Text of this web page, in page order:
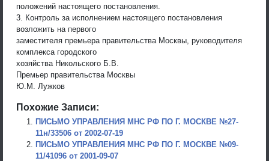
положений настоящего постановления.
3. Контроль за исполнением настоящего постановления
возложить на первого
заместителя премьера правительства Москвы, руководителя
комплекса городского
хозяйства Никольского Б.В.
Премьер правительства Москвы
Ю.М. Лужков
Похожие Записи:
ПИСЬМО УПРАВЛЕНИЯ МНС РФ ПО Г. МОСКВЕ №27-
11н/33506 от 2002-07-19
ПИСЬМО УПРАВЛЕНИЯ МНС РФ ПО Г. МОСКВЕ №09-
11/41096 от 2001-09-07